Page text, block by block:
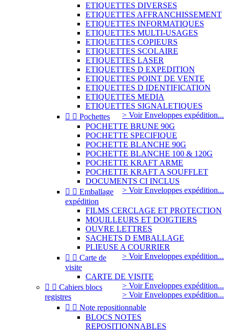
ETIQUETTES DIVERSES
ETIQUETTES AFFRANCHISSEMENT
ETIQUETTES INFORMATIQUES
ETIQUETTES MULTI-USAGES
ETIQUETTES COPIEURS
ETIQUETTES SCOLAIRE
ETIQUETTES LASER
ETIQUETTES D EXPEDITION
ETIQUETTES POINT DE VENTE
ETIQUETTES D IDENTIFICATION
ETIQUETTES MEDIA
ETIQUETTES SIGNALETIQUES
> Voir Enveloppes expédition...
  Pochettes
POCHETTE BRUNE 90G
POCHETTE SPECIFIQUE
POCHETTE BLANCHE 90G
POCHETTE BLANCHE 100 & 120G
POCHETTE KRAFT ARME
POCHETTE KRAFT A SOUFFLET
DOCUMENTS CI INCLUS
> Voir Enveloppes expédition...
  Emballage
expédition
FILMS CERCLAGE ET PROTECTION
MOUILLEURS ET DOIGTIERS
OUVRE LETTRES
SACHETS D EMBALLAGE
PLIEUSE A COURRIER
> Voir Enveloppes expédition...
  Carte de
visite
CARTE DE VISITE
> Voir Enveloppes expédition...
> Voir Enveloppes expédition...
  Cahiers blocs
registres
  Note repositionnable
BLOCS NOTES
REPOSITIONNABLES